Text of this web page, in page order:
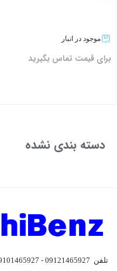
موجود در انبار
برای قیمت تماس بگیرید
دسته بندی نشده
تلفن 09121465927 - 09101465927 - 09391465927 - 02136915773